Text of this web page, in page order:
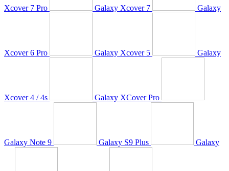
Xcover 7 Pro Galaxy Xcover 7 Galaxy
Xcover 6 Pro Galaxy Xcover 5 Galaxy
Xcover 4 / 4s Galaxy XCover Pro
Galaxy Note 9 Galaxy S9 Plus Galaxy